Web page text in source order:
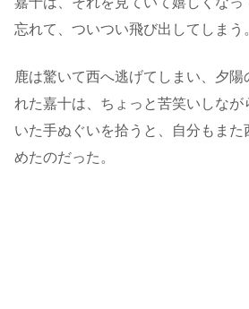
忘れて、ついつい飛び出してしまう
鹿は驚いて西へ逃げてしまい、夕陽
れた嘉十は、ちょっと苦笑いしな
いた手ぬぐいを拾うと、自分もまた
めたのだった。